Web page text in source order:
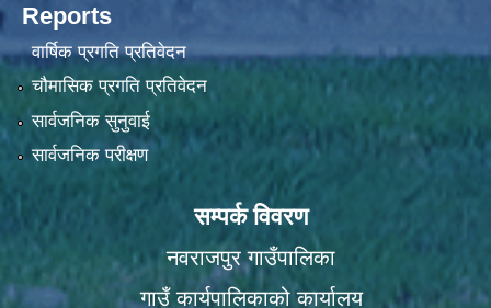
Reports
वार्षिक प्रगति प्रतिवेदन
चौमासिक प्रगति प्रतिवेदन
सार्वजनिक सुनुवाई
सार्वजनिक परीक्षण
सम्पर्क विवरण
नवराजपुर गाउँपालिका
गाउँ कार्यपालिकाको कार्यालय